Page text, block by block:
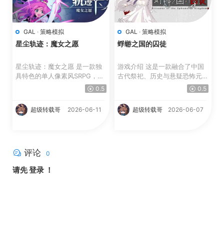
GAL · 策略模拟
星尘轨迹：魔女之愿
星尘轨迹：魔女之愿 是一款独
具特色的单人像素风SRPG，融
合了精彩的叙事与电影般的...0.5
超级转载哥 2026-06-11
GAL · 策略模拟
蜉蝣之国的囚徒
游戏介绍 这是一款融合了中国
古代祭祀、历史与悬疑恐怖元素
0.5
超级转载哥 2026-06-07
评论 0
请先登录 ！